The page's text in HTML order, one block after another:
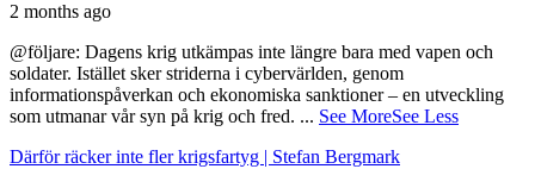
2 months ago
@följare: Dagens krig utkämpas inte längre bara med vapen och
soldater. Istället sker striderna i cybervärlden, genom
informationspåverkan och ekonomiska sanktioner – en utveckling
som utmanar vår syn på krig och fred. ... See MoreSee Less
Därför räcker inte fler krigsfartyg | Stefan Bergmark